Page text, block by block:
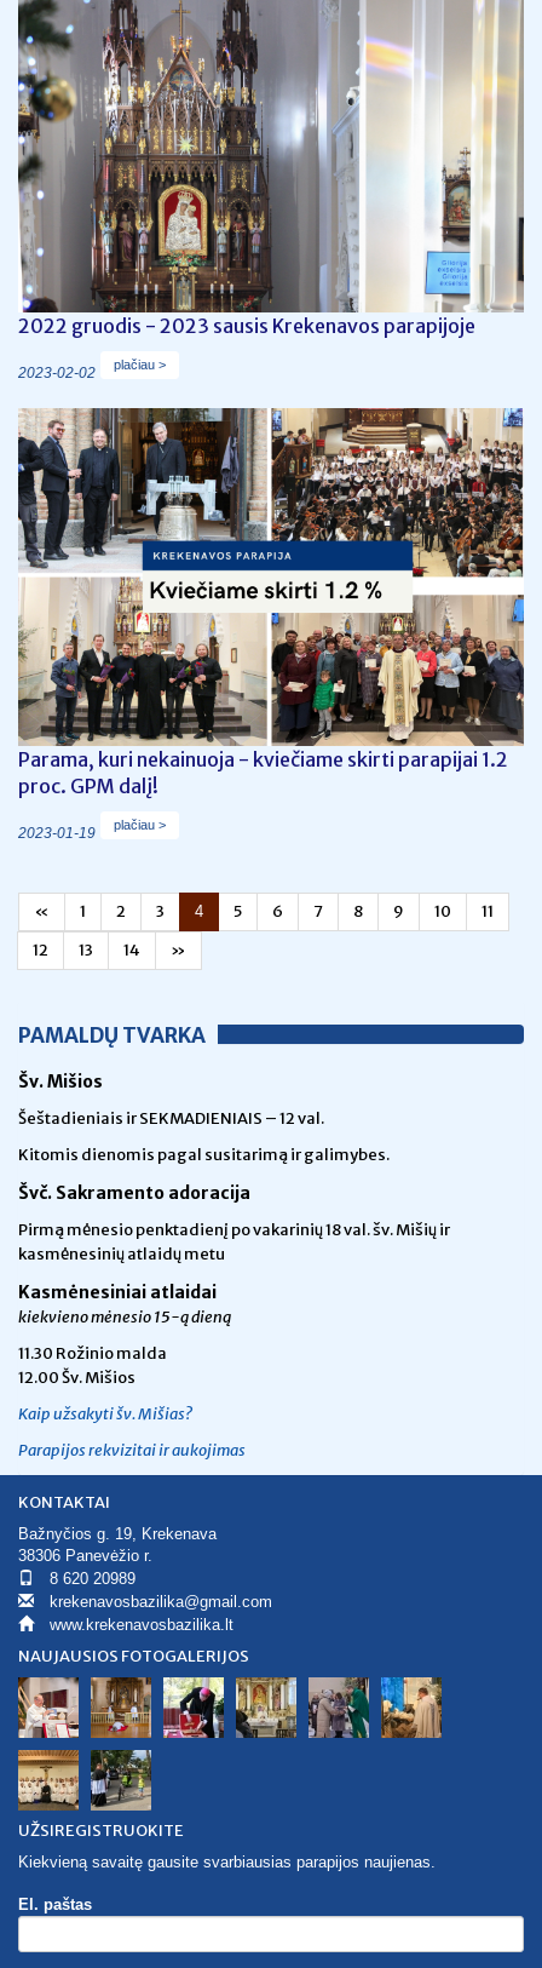
2022 gruodis - 2023 sausis Krekenavos parapijoje
2023-02-02 plačiau >
Parama, kuri nekainuoja - kviečiame skirti parapijai 1.2
proc. GPM dalį!
2023-01-19 plačiau >
« 1 2 3 4 5 6 7 8 9 10
11
12
13 14 »
PAMALDŲ TVARKA
Šv. Mišios
Šeštadieniais ir SEKMADIENIAIS – 12 val.
Kitomis dienomis pagal susitarimą ir galimybes.
Švč. Sakramento adoracija
Pirmą mėnesio penktadienį po vakarinių 18 val. šv. Mišių ir
kasmėnesinių atlaidų metu
Kasmėnesiniai atlaidai
kiekvieno mėnesio 15-ą dieną
11.30 Rožinio malda
12.00 Šv. Mišios
Kaip užsakyti šv. Mišias?
Parapijos rekvizitai ir aukojimas
KONTAKTAI
Bažnyčios g. 19, Krekenava
38306 Panevėžio r.
8 620 20989
krekenavosbazilika@gmail.com
www.krekenavosbazilika.lt
NAUJAUSIOS FOTOGALERIJOS
UŽSIREGISTRUOKITE
Kiekvieną savaitę gausite svarbiausias parapijos naujienas.
El. paštas